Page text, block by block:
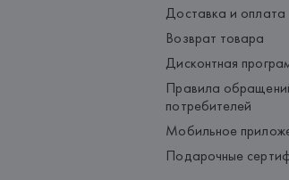
Доставка и оплата
Возврат товара
Дисконтная
Правила
потребителей
Мобильное
Подарочные